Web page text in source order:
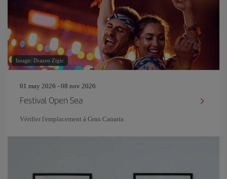
Image: Drazen Zigic
01 may 2026 - 08 nov 2026
Festival Open Sea
Vérifier l'emplacement à Gran Canaria